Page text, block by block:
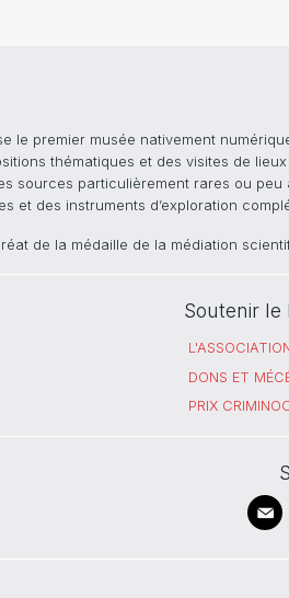
le premier musée nativement
thématiques et des visites de
sources particulièrement rares ou
et des instruments d’exploration
de la médaille de la médiation
Soutenir le
DONS ET
PRIX